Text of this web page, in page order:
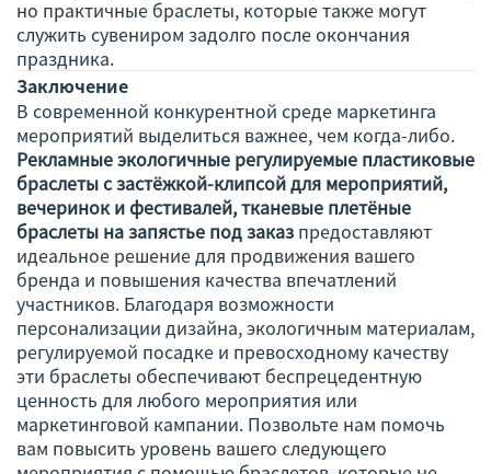
но практичные браслеты, которые также могут
служить сувениром задолго после окончания
праздника.
Заключение
В современной конкурентной среде маркетинга
мероприятий выделиться важнее, чем когда-либо.
Рекламные экологичные регулируемые пластиковые
браслеты с застёжкой-клипсой для мероприятий,
вечеринок и фестивалей, тканевые плетёные
браслеты на запястье под заказ предоставляют
идеальное решение для продвижения вашего
бренда и повышения качества впечатлений
участников. Благодаря возможности
персонализации дизайна, экологичным материалам,
регулируемой посадке и превосходному качеству
эти браслеты обеспечивают беспрецедентную
ценность для любого мероприятия или
маркетинговой кампании. Позвольте нам помочь
вам повысить уровень вашего следующего